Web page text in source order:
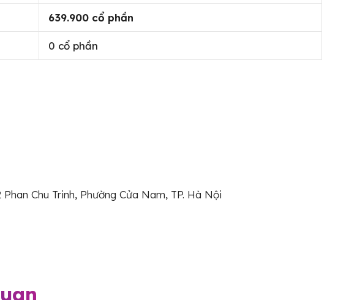
639.900 cổ phần
0 cổ phần
Chu Trinh, Phường Cửa Nam, TP. Hà Nội